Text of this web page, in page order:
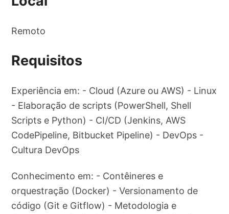
Remoto
Requisitos
Experiência em: - Cloud (Azure ou AWS) - Linux
- Elaboração de scripts (PowerShell, Shell
Scripts e Python) - CI/CD (Jenkins, AWS
CodePipeline, Bitbucket Pipeline) - DevOps -
Cultura DevOps
Conhecimento em: - Contêineres e
orquestração (Docker) - Versionamento de
código (Git e Gitflow) - Metodologia e